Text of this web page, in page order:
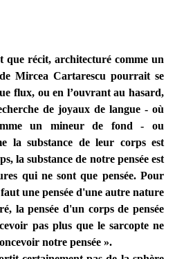
récit, architecturé comme un
Mircea Cartarescu pourrait se
flux, ou en l’ouvrant au hasard,
de joyaux de langue - où
un mineur de fond - ou
la substance de leur corps est
la substance de notre pensée est
qui ne sont que pensée. Pour
une pensée d'une autre nature
la pensée d'un corps de pensée
pas plus que le sarcopte ne
notre pensée ».